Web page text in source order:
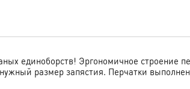
единоборств! Эргономичное строение
размер запястия. Перчатки